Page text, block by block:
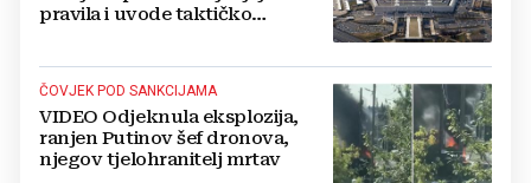
pravila i uvode taktičko
ČOVJEK POD SANKCIJAMA
VIDEO Odjeknula eksplozija,
ranjen Putinov šef dronova,
njegov tjelohranitelj mrtav